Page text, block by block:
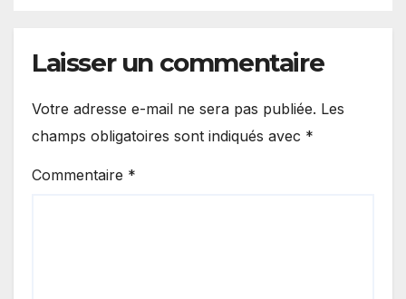
Laisser un commentaire
Votre adresse e-mail ne sera pas publiée. Les
champs obligatoires sont indiqués avec *
Commentaire *